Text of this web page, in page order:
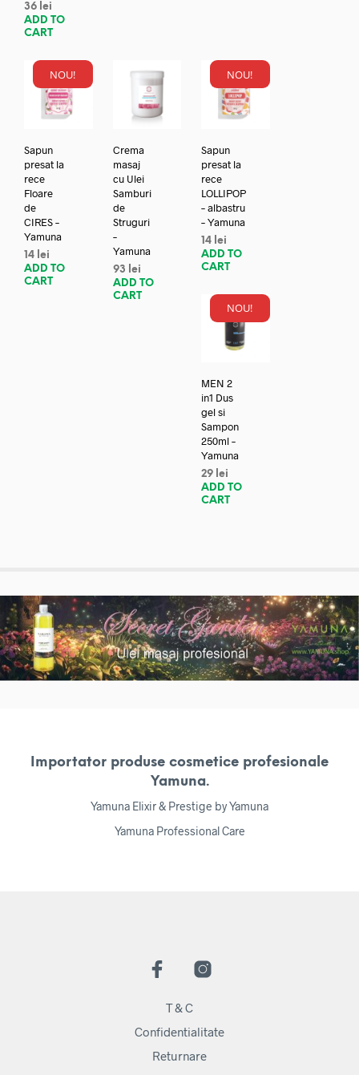
36 lei
ADD TO
CART
NOU!
Sapun
presat la
rece
Floare
de
CIRES –
Yamuna
14 lei
ADD TO
CART
Crema
masaj
cu Ulei
Samburi
de
Struguri
–
Yamuna
93
lei
ADD TO
CART
NOU!
Sapun
presat la
rece
LOLLIPOP
– albastru
– Yamuna
14 lei
ADD TO
CART
NOU!
MEN 2
in1 Dus
gel si
Sampon
250ml –
Yamuna
29 lei
ADD TO
CART
Importator produse cosmetice profesionale
Yamuna.
Yamuna Elixir & Prestige by Yamuna
Yamuna Professional Care
T & C
Confidentialitate
Returnare